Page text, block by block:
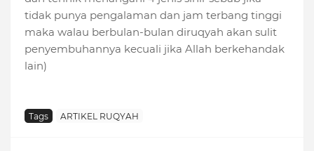
tidak punya pengalaman dan jam terbang tinggi
maka walau berbulan-bulan diruqyah akan sulit
penyembuhannya kecuali jika Allah berkehandak
lain)
Tags ARTIKEL RUQYAH